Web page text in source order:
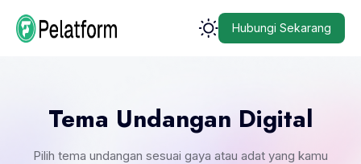
Hubungi Sekarang
Tema Undangan Digital
Pilih tema undangan sesuai gaya atau adat yang kamu